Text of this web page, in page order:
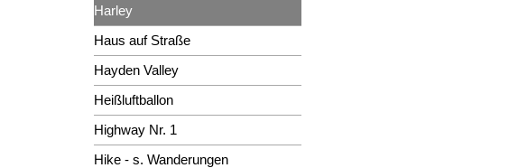
Harley
Haus auf Straße
Hayden Valley
Heißluftballon
Highway Nr. 1
Hike - s. Wanderungen